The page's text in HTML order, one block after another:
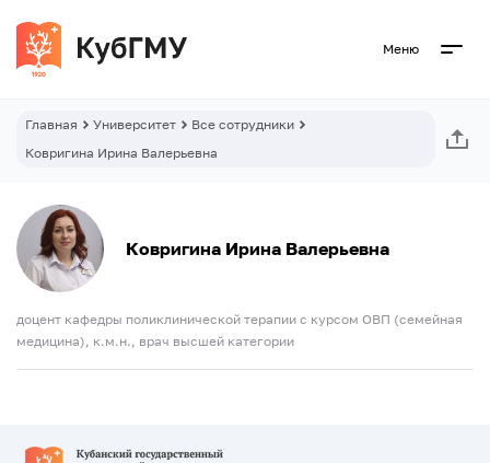
Меню
Главная Университет
Все сотрудники
Ковригина Ирина Валерьевна
Ковригина Ирина Валерьевна
доцент кафедры поликлинической терапии с курсом ОВП (семейная
медицина), к.м.н., врач высшей категории